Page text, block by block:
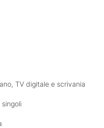
TV digitale e scrivania